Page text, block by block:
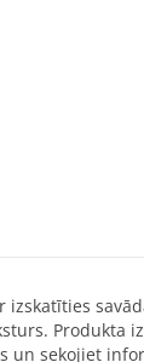
Produkta
sekojiet